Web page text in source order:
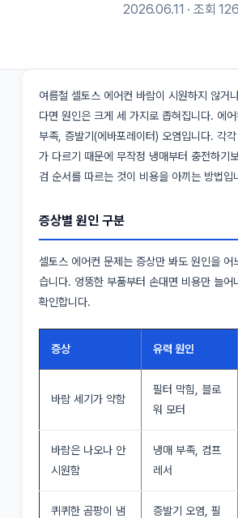
2026.06.11 · 조회 126
여름철 셀토스 에어컨 바람이 시원하지 않거
다면 원인은 크게 세 가지로 좁혀집니다. 에
부족, 증발기(에바포레이터) 오염입니다. 각
가 다르기 때문에 무작정 냉매부터 충전하기
검 순서를 따르는 것이 비용을 아끼는 방법입
증상별 원인 구분
셀토스 에어컨 문제는 증상만 봐도 원인을 어
습니다. 엉뚱한 부품부터 손대면 비용만 늘어
확인합니다.
증상 유력 원인
바람 세기가 약함
필터 막힘, 블로
워 모터
바람은 나오나 안
시원함
냉매 부족, 컴프
레서
퀴퀴한 곰팡이 냄
증발기 오염, 필